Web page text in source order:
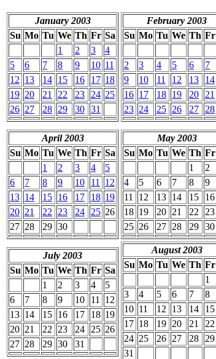
January 2003
Su Mo Tu We Th Fr Sa
1
2 3
4
5
6 7 8 9 10 11
12 13 14 15 16 17 18
19 20 21 22 23 24 25
26 27 28 29 30 31
February 2003
Su Mo Tu We Th Fr
2
3 4 5 6 7
9
10 11 12 13 14
16 17 18 19 20 21
23 24 25 26 27 28
April 2003
Su Mo Tu We Th Fr Sa
1
2 3 4
5
6
7 8 9 10 11
12
13 14 15 16 17 18 19
20 21 22 23 24 25 26
27 28 29 30
May 2003
Su Mo Tu We Th Fr
1
2
4
5 6 7 8 9
11
12 13 14 15 16
18 19 20 21 22 23
25 26 27 28 29 30
July 2003
Su Mo Tu We Th Fr Sa
1
2 3 4
5
6
7 8 9 10 11
12
13 14 15 16 17 18 19
20 21 22 23 24 25 26
27 28 29 30 31
August 2003
Su Mo Tu We Th Fr
1
3
4 5 6 7 8
10 11 12 13 14 15
17 18 19 20 21 22
24 25 26 27 28 29
31